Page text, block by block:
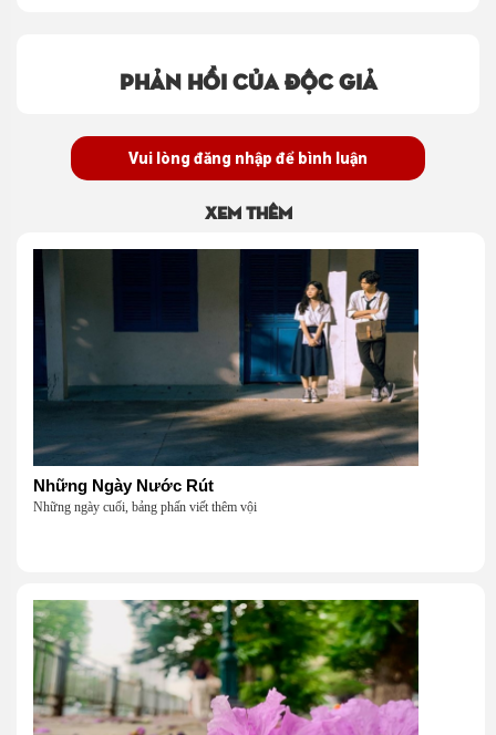
Phản hồi của độc giả
Vui lòng đăng nhập để bình luận
Xem thêm
Những Ngày Nước Rút
Những ngày cuối, bảng phấn viết thêm vội